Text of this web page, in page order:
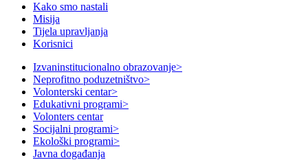
Kako smo nastali
Misija
Tijela upravljanja
Korisnici
Izvaninstitucionalno obrazovanje>
Neprofitno poduzetništvo>
Volonterski centar>
Edukativni programi>
Volonters centar
Socijalni programi>
Ekološki programi>
Javna događanja